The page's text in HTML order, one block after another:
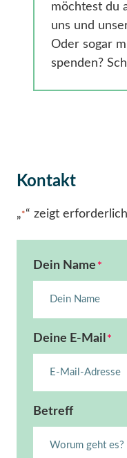
möchtest du
uns und
Oder sogar
spenden?
Kontakt
„*“ zeigt
Dein Name *
Deine E-Mail *
Betreff